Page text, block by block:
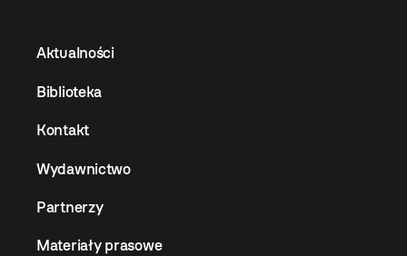
Aktualności
Biblioteka
Kontakt
Wydawnictwo
Partnerzy
Materiały prasowe